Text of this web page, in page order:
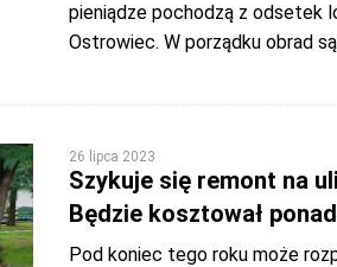
pieniądze pochodzą z odsetek
Ostrowiec. W porządku obrad są
26 lipca 2023
Szykuje się remont na
Będzie kosztował
Pod koniec tego roku może